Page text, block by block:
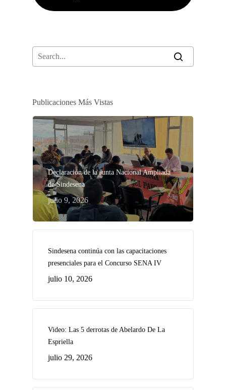
Publicaciones Más Vistas
Declaración de la Junta Nacional Ampliada
de Sindesena
julio 9, 2026
Sindesena continúa con las capacitaciones
presenciales para el Concurso SENA IV
julio 10, 2026
Video: Las 5 derrotas de Abelardo De La
Espriella
julio 29, 2026